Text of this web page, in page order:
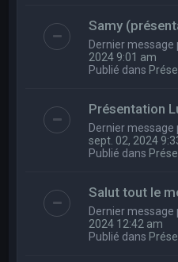
Samy
Dernier
2024 9:01 am
Publié dans
Présentation
Dernier message
sept. 02, 2024
Publié dans
Salut tout le
Dernier message
2024 12:42 am
Publié dans